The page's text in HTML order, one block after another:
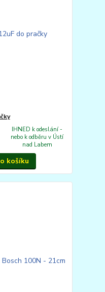
IHNED k odeslání -
nebo k odběru v Ústí
nad Labem
košíku